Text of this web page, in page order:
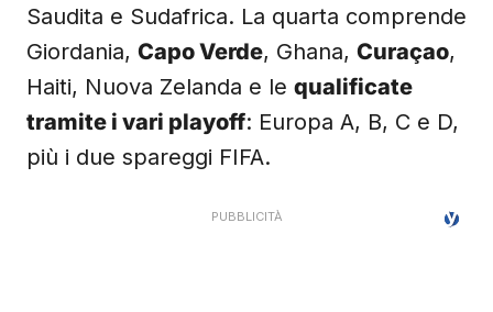
Saudita e Sudafrica. La quarta comprende
Giordania, Capo Verde, Ghana, Curaçao,
Haiti, Nuova Zelanda e le qualificate
tramite i vari playoff: Europa A, B, C e D,
più i due spareggi FIFA.